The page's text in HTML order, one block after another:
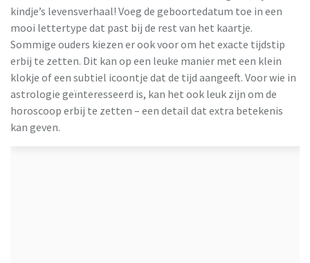
kindje’s levensverhaal! Voeg de geboortedatum toe in een
mooi lettertype dat past bij de rest van het kaartje.
Sommige ouders kiezen er ook voor om het exacte tijdstip
erbij te zetten. Dit kan op een leuke manier met een klein
klokje of een subtiel icoontje dat de tijd aangeeft. Voor wie in
astrologie geïnteresseerd is, kan het ook leuk zijn om de
horoscoop erbij te zetten – een detail dat extra betekenis
kan geven.